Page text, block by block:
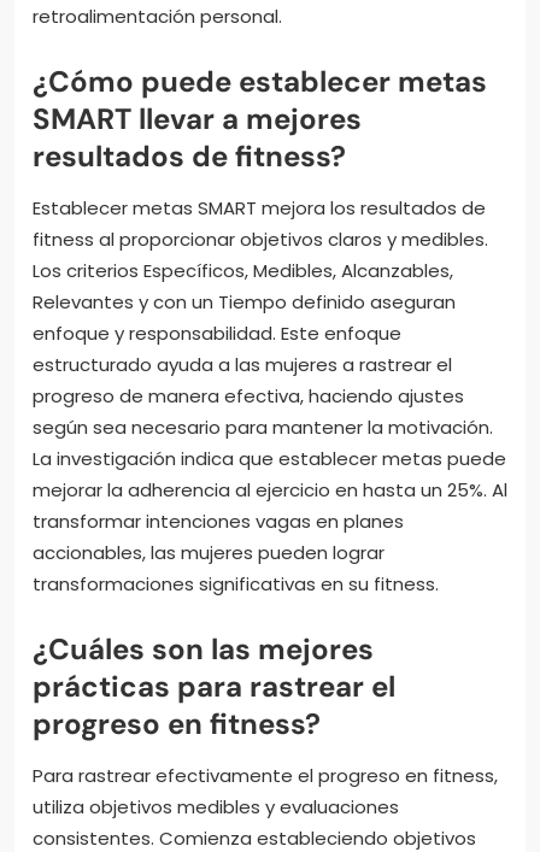
retroalimentación personal.
¿Cómo puede establecer metas
SMART llevar a mejores
resultados de fitness?
Establecer metas SMART mejora los resultados de
fitness al proporcionar objetivos claros y medibles.
Los criterios Específicos, Medibles, Alcanzables,
Relevantes y con un Tiempo definido aseguran
enfoque y responsabilidad. Este enfoque
estructurado ayuda a las mujeres a rastrear el
progreso de manera efectiva, haciendo ajustes
según sea necesario para mantener la motivación.
La investigación indica que establecer metas puede
mejorar la adherencia al ejercicio en hasta un 25%. Al
transformar intenciones vagas en planes
accionables, las mujeres pueden lograr
transformaciones significativas en su fitness.
¿Cuáles son las mejores
prácticas para rastrear el
progreso en fitness?
Para rastrear efectivamente el progreso en fitness,
utiliza objetivos medibles y evaluaciones
consistentes. Comienza estableciendo objetivos